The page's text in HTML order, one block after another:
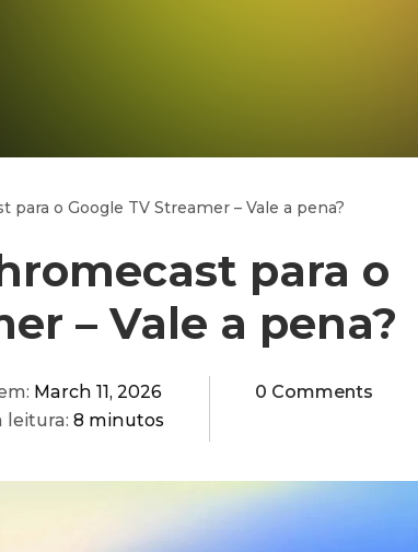
para o Google TV Streamer – Vale a pena?
para o
– Vale a pena?
March 11, 2026
leitura: 8 minutos
0 Comments